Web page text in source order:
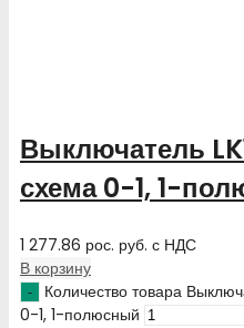
Выключатель
схема 0-1, 1-
1 277.86 рос. руб. с НДС
В корзину
Количество товара
0-1, 1-полюсный